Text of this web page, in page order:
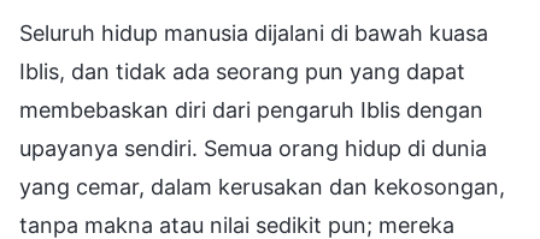
Seluruh hidup manusia dijalani di bawah kuasa
Iblis, dan tidak ada seorang pun yang dapat
membebaskan diri dari pengaruh Iblis dengan
upayanya sendiri. Semua orang hidup di dunia
yang cemar, dalam kerusakan dan kekosongan,
tanpa makna atau nilai sedikit pun; mereka